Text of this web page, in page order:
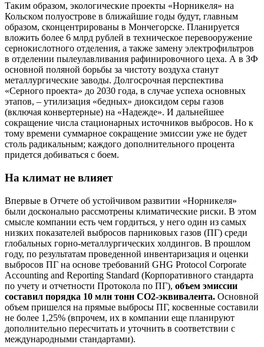
Таким образом, экологические проекты «Норникеля» на
Кольском полуострове в ближайшие годы будут, главным
образом, сконцентрированы в Мончегорске. Планируется
вложить более 6 млрд рублей в техническое перевооружение
сернокислотного отделения, а также замену электрофильтров
в отделении пылеулавливания рафинировочного цеха. А в ЗФ
основной поляной борьбы за чистоту воздуха станут
металлургические заводы. Долгосрочная перспектива
«Серного проекта» до 2030 года, в случае успеха основных
этапов, – утилизация «бедных» диоксидом серы газов
(включая конвертерные) на «Надежде». И дальнейшее
сокращение числа стационарных источников выбросов. Но к
тому времени суммарное сокращение эмиссии уже не будет
столь радикальным; каждого дополнительного процента
придется добиваться с боем.
На климат не влияет
Впервые в Отчете об устойчивом развитии «Норникеля»
были досконально рассмотрены климатические риски. В этом
смысле компании есть чем гордиться, у него один из самых
низких показателей выбросов парниковых газов (ПГ) среди
глобальных горно-металлургических холдингов. В прошлом
году, по результатам проведенной инвентаризация и оценки
выбросов ПГ на основе требований GHG Protocol Corporate
Accounting and Reporting Standard (Корпоративного стандарта
по учету и отчетности Протокола по ПГ), объем эмиссии
составил порядка 10 млн тонн CO2-эквивалента. Основной
объем пришелся на прямые выбросы ПГ, косвенные составили
не более 1,25% (впрочем, их в компании еще планируют
дополнительно пересчитать и уточнить в соответствии с
международными стандартами).